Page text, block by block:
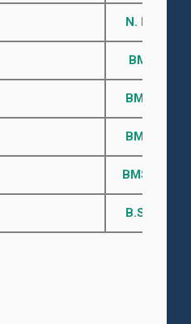
N. M. D.
BMS 1685 -
BMS après
BMS avant
BMS avant
B.S. de